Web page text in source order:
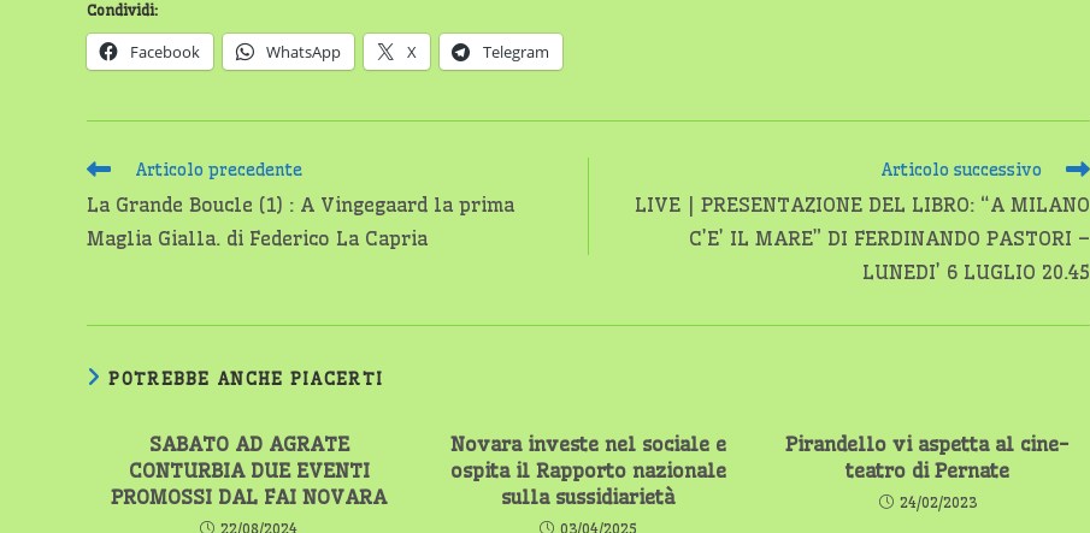
Condividi:
Facebook WhatsApp X Telegram
Leggi
articoli
Articolo precedente
La Grande Boucle (1) : A Vingegaard la prima
Maglia Gialla. di Federico La Capria
Articolo successivo
LIVE | PRESENTAZIONE DEL LIBRO: “A MILANO
C’E’ IL MARE” DI FERDINANDO PASTORI –
LUNEDI’ 6 LUGLIO 20.45
POTREBBE ANCHE PIACERTI
SABATO AD AGRATE
CONTURBIA DUE EVENTI
PROMOSSI DAL FAI NOVARA
22/08/2024
Novara investe nel sociale e
ospita il Rapporto nazionale
sulla sussidiarietà
03/04/2025
Pirandello vi aspetta al cine-
teatro di Pernate
24/02/2023